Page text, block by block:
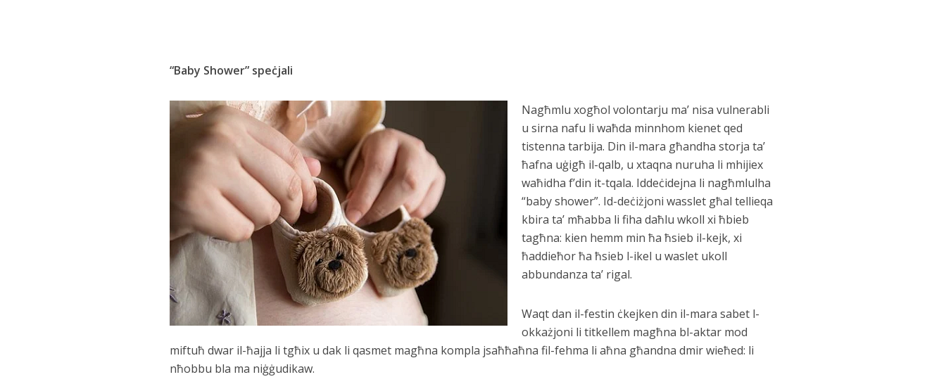
“Baby Shower” speċjali
Nagħmlu xogħol volontarju ma’ nisa vulnerabli
u sirna nafu li waħda minnhom kienet qed
tistenna tarbija. Din il-mara għandha storja ta’
ħafna uġigħ il-qalb, u xtaqna nuruha li mhijiex
waħidha f’din it-tqala. Iddeċidejna li nagħmlulha
“baby shower”. Id-deċiżjoni wasslet għal tellieqa
kbira ta’ mħabba li fiha daħlu wkoll xi ħbieb
tagħna: kien hemm min ħa ħsieb il-kejk, xi
ħaddieħor ħa ħsieb l-ikel u waslet ukoll
abbundanza ta’ rigal.
Waqt dan il-festin ċkejken din il-mara sabet l-
okkażjoni li titkellem magħna bl-aktar mod
miftuħ dwar il-ħajja li tgħix u dak li qasmet magħna kompla jsaħħaħna fil-fehma li aħna għandna dmir wieħed: li
nħobbu bla ma niġġudikaw.